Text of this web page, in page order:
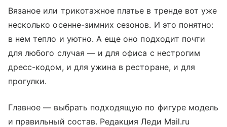
Вязаное или трикотажное платье в тренде вот уже
несколько осенне-зимних сезонов. И это понятно:
в нем тепло и уютно. А еще оно подходит почти
для любого случая — и для офиса с нестрогим
дресс-кодом, и для ужина в ресторане, и для
прогулки.
Главное — выбрать подходящую по фигуре модель
и правильный состав. Редакция Леди Mail.ru